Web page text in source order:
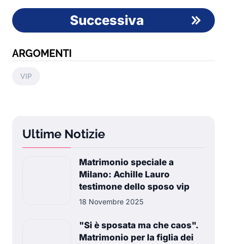
Successiva
ARGOMENTI
VIP
Ultime Notizie
Matrimonio speciale a
Milano: Achille Lauro
testimone dello sposo vip
18 Novembre 2025
"Si è sposata ma che caos".
Matrimonio per la figlia dei